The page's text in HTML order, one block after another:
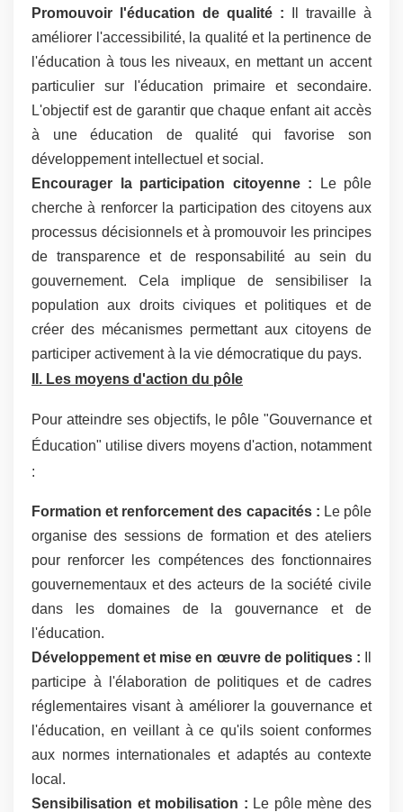
Promouvoir l'éducation de qualité : Il travaille à
améliorer l'accessibilité, la qualité et la pertinence de
l'éducation à tous les niveaux, en mettant un accent
particulier sur l'éducation primaire et secondaire.
L'objectif est de garantir que chaque enfant ait accès
à une éducation de qualité qui favorise son
développement intellectuel et social.
Encourager la participation citoyenne : Le pôle
cherche à renforcer la participation des citoyens aux
processus décisionnels et à promouvoir les principes
de transparence et de responsabilité au sein du
gouvernement. Cela implique de sensibiliser la
population aux droits civiques et politiques et de
créer des mécanismes permettant aux citoyens de
participer activement à la vie démocratique du pays.
II. Les moyens d'action du pôle
Pour atteindre ses objectifs, le pôle "Gouvernance et
Éducation" utilise divers moyens d'action, notamment
:
Formation et renforcement des capacités : Le pôle
organise des sessions de formation et des ateliers
pour renforcer les compétences des fonctionnaires
gouvernementaux et des acteurs de la société civile
dans les domaines de la gouvernance et de
l'éducation.
Développement et mise en œuvre de politiques :
participe à l'élaboration de politiques et de cadres
réglementaires visant à améliorer la gouvernance et
l'éducation, en veillant à ce qu'ils soient conformes
aux normes internationales et adaptés au contexte
local.
Sensibilisation et mobilisation : Le pôle mène des